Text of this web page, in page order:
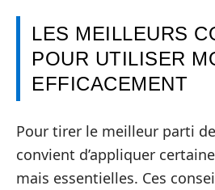
LES MEILLEURS
POUR UTILISER
EFFICACEMENT
Pour tirer le meilleur parti de
convient d’appliquer
mais essentielles. Ces